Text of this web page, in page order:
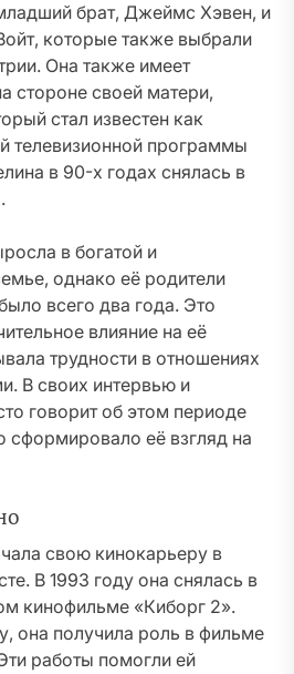
брат, Джеймс Хэвен, и
которые также выбрали
Она также имеет
стороне своей матери,
стал известен как
телевизионной программы
в 90-х годах снялась в
в богатой и
однако её родители
всего два года. Это
влияние на её
трудности в отношениях
В своих интервью и
говорит об этом периоде
сформировало её взгляд на
свою кинокарьеру в
В 1993 году она снялась в
кинофильме «Киборг 2».
она получила роль в фильме
работы помогли ей